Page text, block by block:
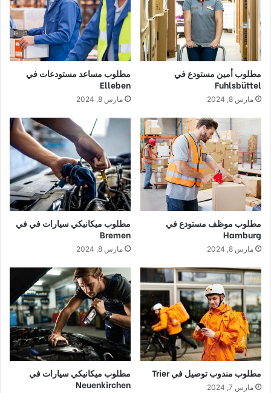
مطلوب أمين مستودع في
Fuhlsbüttel
مارس 8, 2024
مطلوب مساعد مستودعات في
Elleben
مارس 8, 2024
مطلوب موظف مستودع في
Hamburg
مارس 8, 2024
مطلوب ميكانيكي سيارات في في
Bremen
مارس 8, 2024
مطلوب مندوب توصيل في Trier
مارس 7, 2024
مطلوب ميكانيكي سيارات في
Neuenkirchen